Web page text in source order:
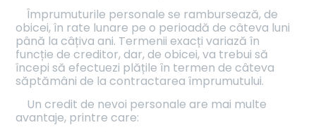
Împrumuturile personale se rambursează, de
obicei, în rate lunare pe o perioadă de câteva luni
până la câțiva ani. Termenii exacți variază în
funcție de creditor, dar, de obicei, va trebui să
începi să efectuezi plățile în termen de câteva
săptămâni de la contractarea împrumutului.
Un credit de nevoi personale are mai multe
avantaje, printre care: